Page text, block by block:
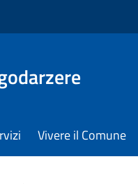
Vivere il Comune